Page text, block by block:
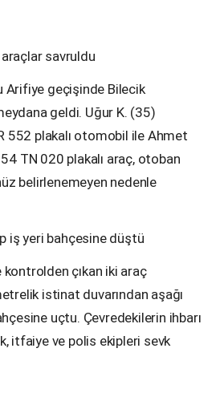
savruldu
Arifiye geçişinde Bilecik
geldi. Uğur K. (35)
552 plakalı otomobil ile Ahmet
TN 020 plakalı araç, otoban
belirlenemeyen nedenle
iş yeri bahçesine düştü
kontrolden çıkan iki araç
istinat duvarından aşağı
uçtu. Çevredekilerin ihbarı
itfaiye ve polis ekipleri sevk